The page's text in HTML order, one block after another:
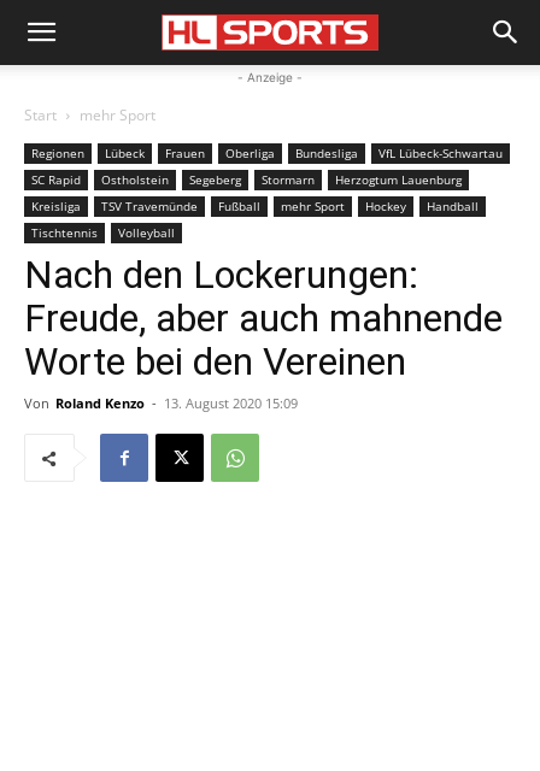
- Anzeige -
Start mehr Sport
Regionen Lübeck Frauen Oberliga Bundesliga
VfL Lübeck-Schwartau
SC Rapid
Ostholstein Segeberg Stormarn
Herzogtum Lauenburg
Kreisliga
TSV Travemünde Fußball mehr Sport Hockey
Handball
Tischtennis
Volleyball
Nach den Lockerungen:
Freude, aber auch mahnende
Worte bei den Vereinen
Von Roland Kenzo - 13. August 2020 15:09